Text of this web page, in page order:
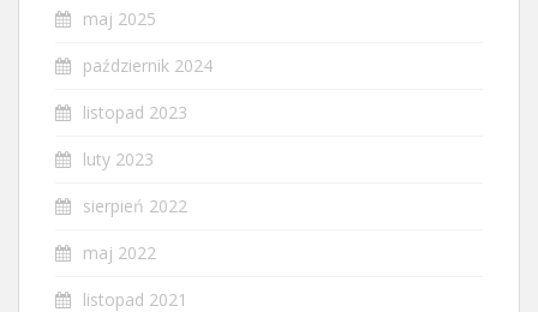
maj 2025
październik 2024
listopad 2023
luty 2023
sierpień 2022
maj 2022
listopad 2021